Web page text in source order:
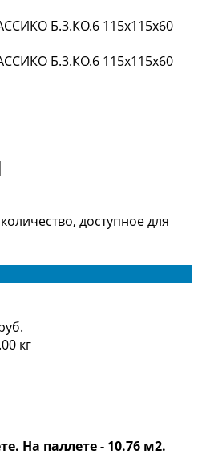
доступное для
кг
На паллете - 10.76 м2.